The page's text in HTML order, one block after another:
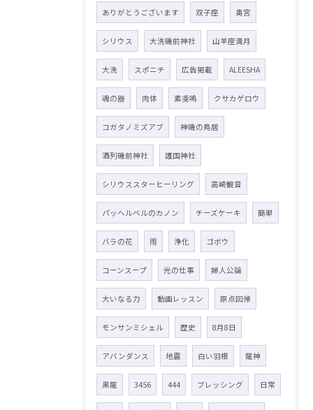
ありがとうございます 双子座 奥宮
シリウス 大洗磯前神社 山羊座満月
大洗 スポニチ 広告掲載 ALEESHA
魂の器 肉体 素戔嗚 クサカゲロウ
コガタノミズアブ 神磯の鳥居
酒列磯前神社 護国神社
シリウススターヒーリング 高崎観音
パッヘルベルのカノン チーズケーキ 簡単
バラの花 雨 浄化 ゴボウ
コーンスープ 光の仕事 婦人公論
大いなる力 動画レッスン 原点回帰
モンサンミシェル 歴史 8月8日
アバンダンス 地震 白い羽根 龍神
黒龍 3456 444 ブレッシング 日常